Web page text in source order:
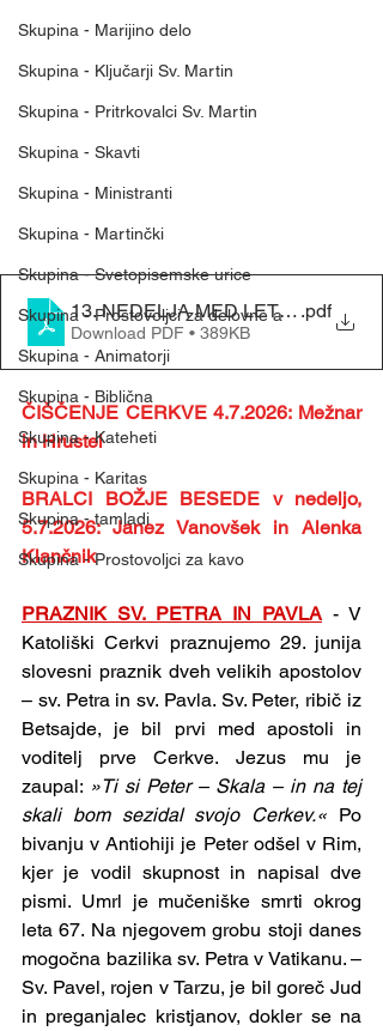
Skupina - Marijino delo
Skupina - Ključarji Sv. Martin
Skupina - Pritrkovalci Sv. Martin
Skupina - Skavti
Skupina - Ministranti
Skupina - Martinčki
Skupina - Svetopisemske urice
Skupina - Prostovoljci za delovne a
Skupina - Animatorji
Skupina - Biblična
Skupina - Kateheti
Skupina - Karitas
Skupina - tamladi
Skupina - Prostovoljci za kavo
13. NEDELJA MED LETOM - (28. 6.
.pdf
Download PDF • 389KB
ČIŠČENJE CERKVE 4.7.2026: Mežnar
in Hrustel
BRALCI BOŽJE BESEDE v nedeljo,
5.7.2026: Janez Vanovšek in Alenka
Klančnik
PRAZNIK SV. PETRA IN PAVLA - V
Katoliški Cerkvi praznujemo 29. junija
slovesni praznik dveh velikih apostolov
– sv. Petra in sv. Pavla. Sv. Peter, ribič iz
Betsajde, je bil prvi med apostoli in
voditelj prve Cerkve. Jezus mu je
zaupal: »Ti si Peter – Skala – in na tej
skali bom sezidal svojo Cerkev.« Po
bivanju v Antiohiji je Peter odšel v Rim,
kjer je vodil skupnost in napisal dve
pismi. Umrl je mučeniške smrti okrog
leta 67. Na njegovem grobu stoji danes
mogočna bazilika sv. Petra v Vatikanu. –
Sv. Pavel, rojen v Tarzu, je bil goreč Jud
in preganjalec kristjanov, dokler se na